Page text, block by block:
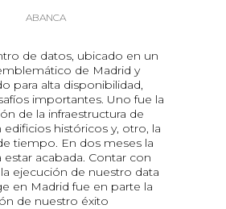
ABANCA
de datos, ubicado en un
de Madrid y
para alta disponibilidad,
importantes. Uno fue la
de la infraestructura de
edificios históricos y, otro, la
tiempo. En dos meses la
estar acabada. Contar con
ejecución de nuestro data
en Madrid fue en parte la
de nuestro éxito